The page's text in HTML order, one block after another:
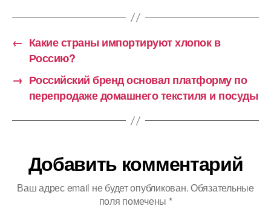
← Какие страны импортируют хлопок в
Россию?
→ Российский бренд основал платформу по
перепродаже домашнего текстиля и посуды
Добавить комментарий
Ваш адрес email не будет опубликован.Обязательные
поля помечены *